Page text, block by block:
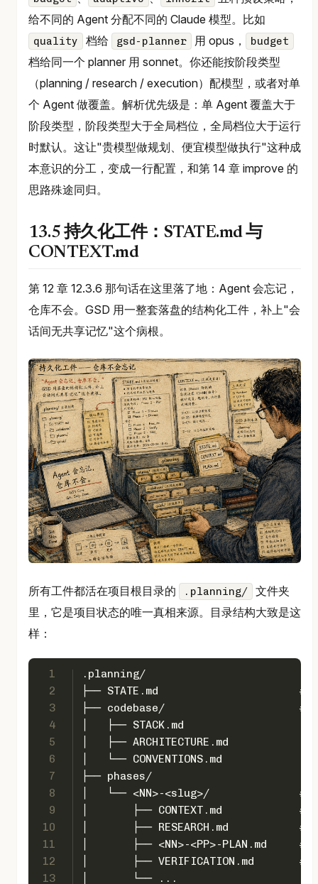
给不同的 Agent 分配不同的 Claude 模型。比如
quality 档给 gsd-planner 用 opus， budget
档给同一个 planner 用 sonnet。你还能按阶段类型
（planning / research / execution）配模型，或者对单
个 Agent 做覆盖。解析优先级是：单 Agent 覆盖大于
阶段类型，阶段类型大于全局档位，全局档位大于运行
时默认。这让"贵模型做规划、便宜模型做执行"这种成
本意识的分工，变成一行配置，和第 14 章 improve 的
思路殊途同归。
13.5 持久化工件：STATE.md 与
CONTEXT.md
第 12 章 12.3.6 那句话在这里落了地：Agent 会忘记，
仓库不会。GSD 用一整套落盘的结构化工件，补上"会
话间无共享记忆"这个病根。
所有工件都活在项目根目录的 .planning/
文件夹
里，它是项目状态的唯一真相来源。目录结构大致是这
样：
1
2
3
4
5
6
7
8
9
10
11
12
13
.planning/
├── STATE.md                      # 项
├── codebase/                     # 代码
│   ├── STACK.md
│   ├── ARCHITECTURE.md
│   └── CONVENTIONS.md
├── phases/
│   └── <NN>-<slug>/              # 每个
│       ├── CONTEXT.md            #
│       ├── RESEARCH.md           #
│       ├── <NN>-<PP>-PLAN.md     # 可
│       ├── VERIFICATION.md       #
│       └── ...